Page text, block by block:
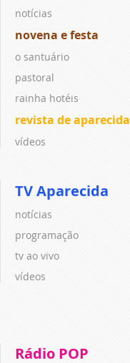
notícias
novena e festa
o santuário
pastoral
rainha hotéis
revista de aparecida
vídeos
TV Aparecida
notícias
programação
tv ao vivo
vídeos
Rádio POP